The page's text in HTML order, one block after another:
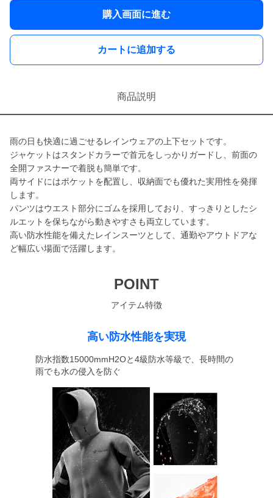
購入画面に進む
カートに追加する
商品説明
雨の日も快適に過ごせるレインウェアの上下セットです。
ジャケットはスタンドカラーで首元をしっかりガードし、前面の
全開ファスナーで着脱も簡単です。
両サイドにはポケットを配置し、収納面でも優れた実用性を発揮
します。
パンツはウエスト部分にゴムを採用しており、すっきりとしたシ
ルエットを保ちながら動きやすさも両立しています。
高い防水性能を備えたレインスーツとして、通勤やアウトドアな
ど幅広い場面で活躍します。
POINT
アイテム特徴
高い防水性能を実現
防水指数15000mmH2Oと4級防水等級で、長時間の
雨でも水の侵入を防ぐ